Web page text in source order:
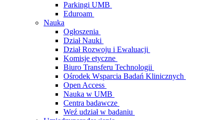
Parkingi UMB
Eduroam
Nauka
Ogłoszenia
Dział Nauki
Dział Rozwoju i Ewaluacji
Komisje etyczne
Biuro Transferu Technologii
Ośrodek Wsparcia Badań Klinicznych
Open Access
Nauka w UMB
Centra badawcze
Weź udział w badaniu